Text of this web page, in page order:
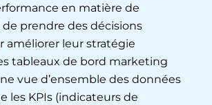
en matière de
prendre des décisions
améliorer leur stratégie
tableaux de bord marketing
vue d’ensemble des données
les KPIs (indicateurs de